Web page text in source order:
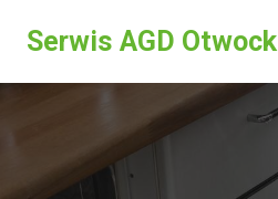
Serwis AGD Otwock